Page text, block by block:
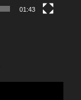
01:43